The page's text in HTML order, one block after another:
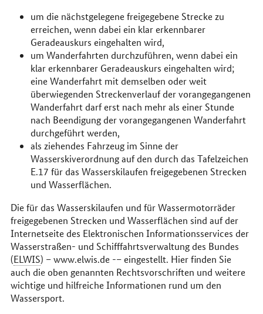
um die nächstgelegene freigegebene Strecke zu
erreichen, wenn dabei ein klar erkennbarer
Geradeauskurs eingehalten wird,
um Wanderfahrten durchzuführen, wenn dabei ein
klar erkennbarer Geradeauskurs eingehalten wird;
eine Wanderfahrt mit demselben oder weit
überwiegenden Streckenverlauf der vorangegangenen
Wanderfahrt darf erst nach mehr als einer Stunde
nach Beendigung der vorangegangenen Wanderfahrt
durchgeführt werden,
als ziehendes Fahrzeug im Sinne der
Wasserskiverordnung auf den durch das Tafelzeichen
E.17 für das Wasserskilaufen freigegebenen Strecken
und Wasserflächen.
Die für das Wasserskilaufen und für Wassermotorräder
freigegebenen Strecken und Wasserflächen sind auf der
Internetseite des Elektronischen Informationsservices der
Wasserstraßen- und Schifffahrtsverwaltung des Bundes
(ELWIS) – www.elwis.de -– eingestellt. Hier finden Sie
auch die oben genannten Rechtsvorschriften und weitere
wichtige und hilfreiche Informationen rund um den
Wassersport.